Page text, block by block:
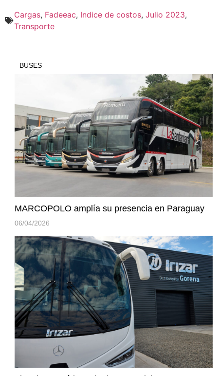
Cargas, Fadeeac, Indice de costos, Julio 2023,
Transporte
BUSES
MARCOPOLO amplía su presencia en Paraguay
06/04/2026